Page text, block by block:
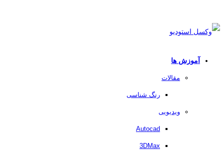
آموزش ها
مقالات
رنگ شناسی
ویدیویی
Autocad
3DMax